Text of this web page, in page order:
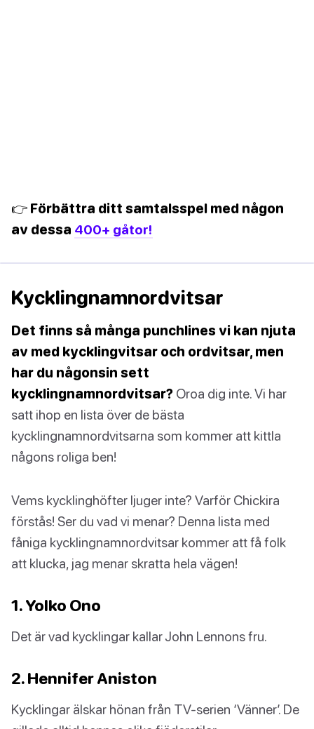
👉 Förbättra ditt samtalsspel med någon
av dessa 400+ gåtor!
Kycklingnamnordvitsar
Det finns så många punchlines vi kan njuta
av med kycklingvitsar och ordvitsar, men
har du någonsin sett
kycklingnamnordvitsar? Oroa dig inte. Vi har
satt ihop en lista över de bästa
kycklingnamnordvitsarna som kommer att kittla
någons roliga ben!
Vems kycklinghöfter ljuger inte? Varför Chickira
förstås! Ser du vad vi menar? Denna lista med
fåniga kycklingnamnordvitsar kommer att få folk
att klucka, jag menar skratta hela vägen!
1. Yolko Ono
Det är vad kycklingar kallar John Lennons fru.
2. Hennifer Aniston
Kycklingar älskar hönan från TV-serien ‘Vänner’. De